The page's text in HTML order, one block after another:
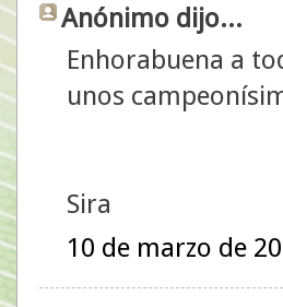
Anónimo dijo...
Enhorabuena a
unos
Sira
10 de marzo de